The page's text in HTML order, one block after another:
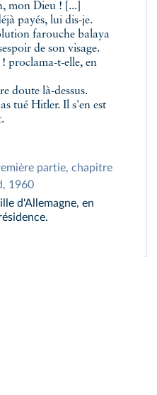
mon Dieu ! [...]
payés, lui dis-je.
farouche balaya
de son visage.
t-elle, en
doute là-dessus.
tué Hitler. Il s'en est
1960
d'Allemagne, en